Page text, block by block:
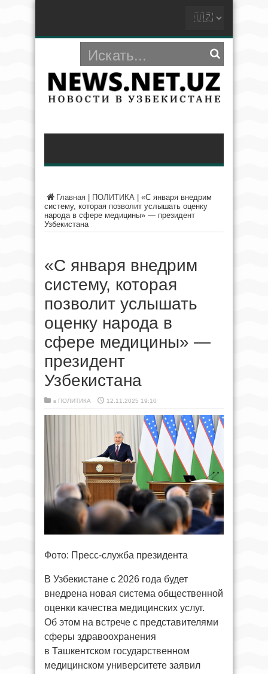
Главная ПОЛИТИКА
«С января внедрим
систему, которая позволит услышать оценку
народа в сфере медицины» — президент
Узбекистана
«С января внедрим
систему, которая
позволит услышать
оценку народа в
сфере медицины» —
президент
Узбекистана
в ПОЛИТИКА 12.11.2025 19:10
Фото: Пресс-служба президента
В Узбекистане с 2026 года будет
внедрена новая система общественной
оценки качества медицинских услуг.
Об этом на встрече с представителями
сферы здравоохранения
в Ташкентском государственном
медицинском университете заявил